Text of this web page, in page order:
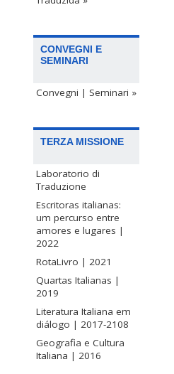
CONVEGNI E
SEMINARI
Convegni | Seminari »
TERZA MISSIONE
Laboratorio di
Traduzione
Escritoras italianas:
um percurso entre
amores e lugares |
2022
RotaLivro | 2021
Quartas Italianas |
2019
Literatura Italiana em
diálogo | 2017-2108
Geografia e Cultura
Italiana | 2016